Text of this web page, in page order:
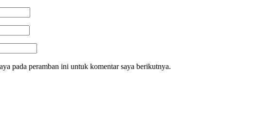
pada peramban ini untuk komentar saya berikutnya.